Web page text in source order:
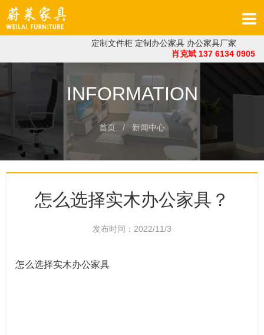
定制文件柜 定制办公家具 办公家具厂家
肖克斌 137 6134 0905
INFORMATION
首页 / 新闻中心
怎么选择实木办公家具？
发布时间：2022/11/3
怎么选择实木办公家具